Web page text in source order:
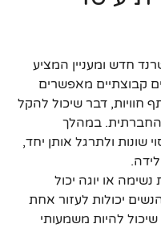
חדש ומעניין המציע
קבוצתיים מאפשרים
חוויות, דבר שיכול להקל
במהלך
שונות ולתרגל אותן יחד,
או יוגה יכול
יכולות לעזור אחת
להיות משמעותי